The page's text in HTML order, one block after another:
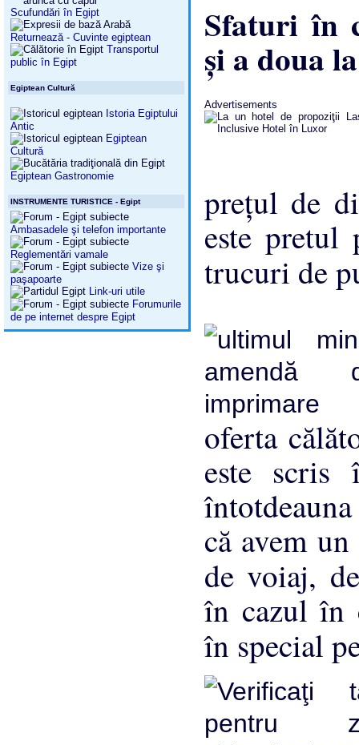
Scufundări în Egipt
Returnează - Cuvinte egiptean
Transportul
public în Egipt
Egiptean Cultură
Istoria Egiptului
Antic
Egiptean
Cultură
Egiptean Gastronomie
INSTRUMENTE TURISTICE - Egipt
Ambasadele şi telefon importante
Reglementări vamale
Vize şi
paşapoarte
Link-uri utile
Forumurile
de pe internet despre Egipt
Sfaturi în
şi a doua
Advertisements
preţul de
este pretul
trucuri de
oferta
este
că avem
de voiaj,
în cazul în
în special